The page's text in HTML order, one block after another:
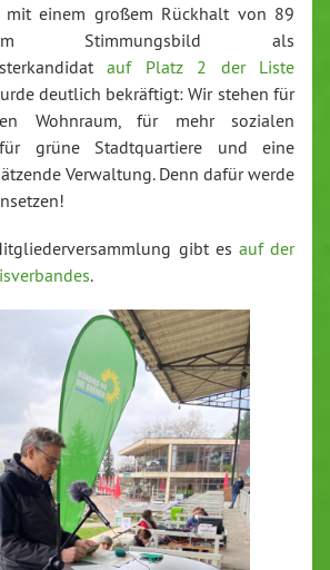
einem großem Rückhalt von 89
Stimmungsbild als
auf Platz 2 der Liste
deutlich bekräftigt: Wir stehen für
Wohnraum, für mehr sozialen
für grüne Stadtquartiere und eine
Verwaltung. Denn dafür werde
gibt es auf der
.